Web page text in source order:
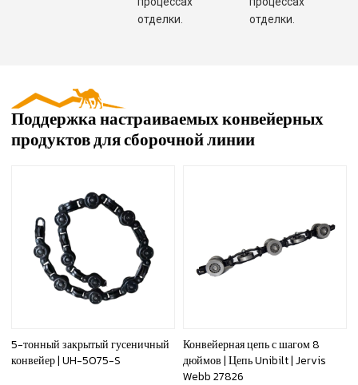
отделки.
отделки.
Поддержка настраиваемых конвейерных
продуктов для сборочной линии
5-тонный закрытый гусеничный
конвейер | UH-5075-S
Конвейерная цепь с шагом 8
дюймов | Цепь Unibilt | Jervis
Webb 27826